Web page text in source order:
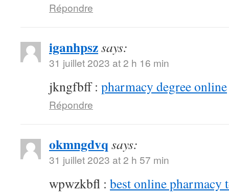
Répondre
iganhpszsays:
31 juillet 2023 at 2 h 16 min
jkngfbff : pharmacy degree online
Répondre
okmngdvq says:
31 juillet 2023 at 2 h 57 min
wpwzkbfl : best online pharmacy